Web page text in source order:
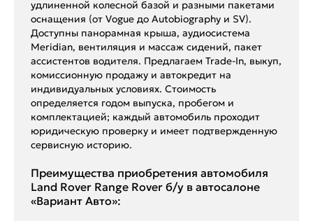
удлиненной колесной базой и разными пакетами
оснащения (от Vogue до Autobiography и SV).
Доступны панорамная крыша, аудиосистема
Meridian, вентиляция и массаж сидений, пакет
ассистентов водителя. Предлагаем Trade-In, выкуп,
комиссионную продажу и автокредит на
индивидуальных условиях. Стоимость
определяется годом выпуска, пробегом и
комплектацией; каждый автомобиль проходит
юридическую проверку и имеет подтвержденную
сервисную историю.
Преимущества приобретения автомобиля
Land Rover Range Rover б/у в автосалоне
«Вариант Авто»: